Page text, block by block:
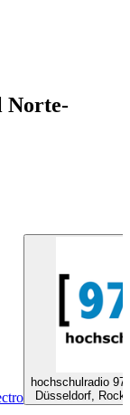
Norte-
hochschulradio
Düsseldorf,